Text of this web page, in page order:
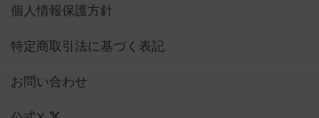
個人情報保護方針
特定商取引法に基づく表記
お問い合わせ